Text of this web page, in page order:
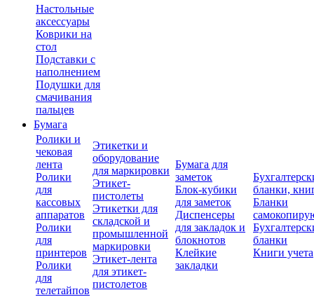
Настольные
аксессуары
Коврики на
стол
Подставки с
наполнением
Подушки для
смачивания
пальцев
Бумага
Ролики и
чековая
лента
Ролики
для
кассовых
аппаратов
Ролики
для
принтеров
Ролики
для
телетайпов
Этикетки и
оборудование
для маркировки
Этикет-
пистолеты
Этикетки для
складской и
промышленной
маркировки
Этикет-лента
для этикет-
пистолетов
Бумага для
заметок
Блок-кубики
для заметок
Диспенсеры
для закладок и
блокнотов
Клейкие
закладки
бланки,
Бланки
бланки
Книги учета